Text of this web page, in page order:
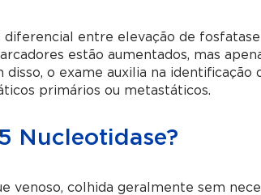
entre elevação de
estão aumentados, mas
o exame auxilia na identificação
primários ou metastáticos.
Nucleotidase?
venoso, colhida geralmente sem